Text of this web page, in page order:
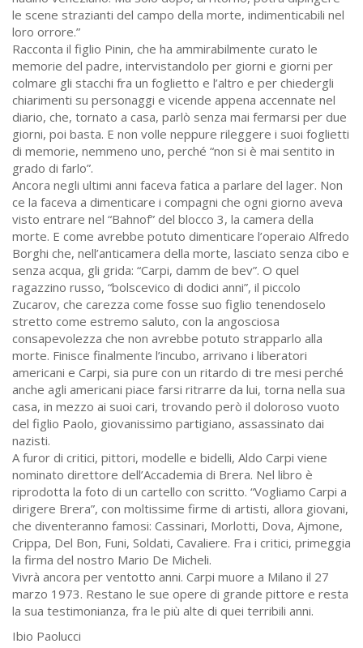
le scene strazianti del campo della morte, indimenticabili nel
loro orrore.”
Racconta il figlio Pinin, che ha ammirabilmente curato le
memorie del padre, intervistandolo per giorni e giorni per
colmare gli stacchi fra un foglietto e l’altro e per chiedergli
chiarimenti su personaggi e vicende appena accennate nel
diario, che, tornato a casa, parlò senza mai fermarsi per due
giorni, poi basta. E non volle neppure rileggere i suoi foglietti
di memorie, nemmeno uno, perché “non si è mai sentito in
grado di farlo”.
Ancora negli ultimi anni faceva fatica a parlare del lager. Non
ce la faceva a dimenticare i compagni che ogni giorno aveva
visto entrare nel “Bahnof” del blocco 3, la camera della
morte. E come avrebbe potuto dimenticare l’operaio Alfredo
Borghi che, nell’anticamera della morte, lasciato senza cibo e
senza acqua, gli grida: “Carpi, damm de bev”. O quel
ragazzino russo, “bolscevico di dodici anni”, il piccolo
Zucarov, che carezza come fosse suo figlio tenendoselo
stretto come estremo saluto, con la angosciosa
consapevolezza che non avrebbe potuto strapparlo alla
morte. Finisce finalmente l’incubo, arrivano i liberatori
americani e Carpi, sia pure con un ritardo di tre mesi perché
anche agli americani piace farsi ritrarre da lui, torna nella sua
casa, in mezzo ai suoi cari, trovando però il doloroso vuoto
del figlio Paolo, giovanissimo partigiano, assassinato dai
nazisti.
A furor di critici, pittori, modelle e bidelli, Aldo Carpi viene
nominato direttore dell’Accademia di Brera. Nel libro è
riprodotta la foto di un cartello con scritto. “Vogliamo Carpi a
dirigere Brera”, con moltissime firme di artisti, allora giovani,
che diventeranno famosi: Cassinari, Morlotti, Dova, Ajmone,
Crippa, Del Bon, Funi, Soldati, Cavaliere. Fra i critici, primeggia
la firma del nostro Mario De Micheli.
Vivrà ancora per ventotto anni. Carpi muore a Milano il 27
marzo 1973. Restano le sue opere di grande pittore e resta
la sua testimonianza, fra le più alte di quei terribili anni.
Ibio Paolucci